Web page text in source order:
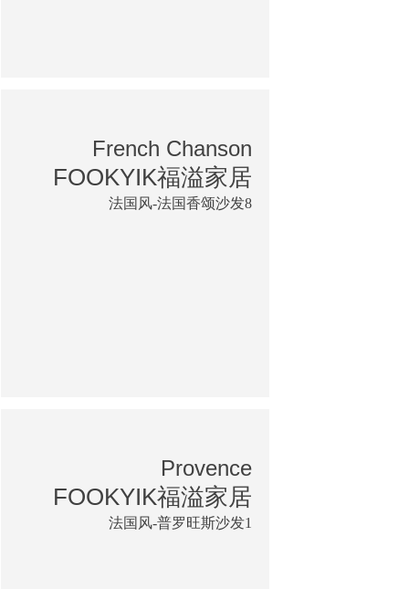
French Chanson
FOOKYIK福溢家居
法国风-法国香颂沙发8
Provence
FOOKYIK福溢家居
法国风-普罗旺斯沙发1